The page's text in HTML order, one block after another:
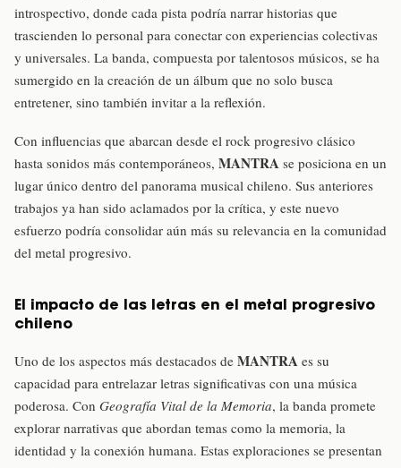
introspectivo, donde cada pista podría narrar historias que
trascienden lo personal para conectar con experiencias colectivas
y universales. La banda, compuesta por talentosos músicos, se ha
sumergido en la creación de un álbum que no solo busca
entretener, sino también invitar a la reflexión.
Con influencias que abarcan desde el rock progresivo clásico
hasta sonidos más contemporáneos, MANTRA se posiciona en un
lugar único dentro del panorama musical chileno. Sus anteriores
trabajos ya han sido aclamados por la crítica, y este nuevo
esfuerzo podría consolidar aún más su relevancia en la comunidad
del metal progresivo.
El impacto de las letras en el metal progresivo
chileno
Uno de los aspectos más destacados de MANTRA es su
capacidad para entrelazar letras significativas con una música
poderosa. Con Geografía Vital de la Memoria, la banda promete
explorar narrativas que abordan temas como la memoria, la
identidad y la conexión humana. Estas exploraciones se presentan